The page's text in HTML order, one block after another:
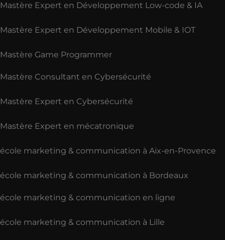
Mastère Expert en Développement Low-code & IA
Mastère Expert en Développement Mobile & IOT
Mastère Game Programmer
Mastère Consultant en Cybersécurité
Mastère Expert en Cybersécurité
Mastère Expert en mécatronique
école marketing & communication à Aix-en-Provence
école marketing & communication à Bordeaux
école marketing & communication en ligne
école marketing & communication à Lille